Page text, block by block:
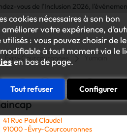
cookies nécessaires à son bon
votre expérience,
: vous pouvez choisir de
à tout moment via le
en bas de page.
Tout refuser Configurer
vous de l'Inclusion 2026, l'événement
Évry-Courcouronnes
41 Rue Paul Claudel
91000 -Évry-Courcouronnes